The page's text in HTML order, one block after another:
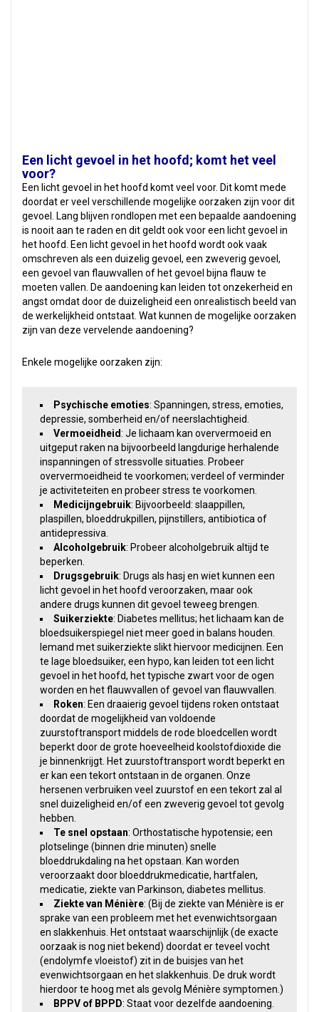
Een licht gevoel in het hoofd; komt het veel
voor?
Een licht gevoel in het hoofd komt veel voor. Dit komt mede
doordat er veel verschillende mogelijke oorzaken zijn voor dit
gevoel. Lang blijven rondlopen met een bepaalde aandoening
is nooit aan te raden en dit geldt ook voor een licht gevoel in
het hoofd. Een licht gevoel in het hoofd wordt ook vaak
omschreven als een duizelig gevoel, een zweverig gevoel,
een gevoel van flauwvallen of het gevoel bijna flauw te
moeten vallen. De aandoening kan leiden tot onzekerheid en
angst omdat door de duizeligheid een onrealistisch beeld van
de werkelijkheid ontstaat. Wat kunnen de mogelijke oorzaken
zijn van deze vervelende aandoening?
Enkele mogelijke oorzaken zijn:
Psychische emoties: Spanningen, stress, emoties,
depressie, somberheid en/of neerslachtigheid.
Vermoeidheid: Je lichaam kan oververmoeid en
uitgeput raken na bijvoorbeeld langdurige herhalende
inspanningen of stressvolle situaties. Probeer
oververmoeidheid te voorkomen; verdeel of verminder
je activiteteiten en probeer stress te voorkomen.
Medicijngebruik: Bijvoorbeeld: slaappillen,
plaspillen, bloeddrukpillen, pijnstillers, antibiotica of
antidepressiva.
Alcoholgebruik: Probeer alcoholgebruik altijd te
beperken.
Drugsgebruik: Drugs als hasj en wiet kunnen een
licht gevoel in het hoofd veroorzaken, maar ook
andere drugs kunnen dit gevoel teweeg brengen.
Suikerziekte: Diabetes mellitus; het lichaam kan de
bloedsuikerspiegel niet meer goed in balans houden.
Iemand met suikerziekte slikt hiervoor medicijnen. Een
te lage bloedsuiker, een hypo, kan leiden tot een licht
gevoel in het hoofd, het typische zwart voor de ogen
worden en het flauwvallen of gevoel van flauwvallen.
Roken: Een draaierig gevoel tijdens roken ontstaat
doordat de mogelijkheid van voldoende
zuurstoftransport middels de rode bloedcellen wordt
beperkt door de grote hoeveelheid koolstofdioxide die
je binnenkrijgt. Het zuurstoftransport wordt beperkt en
er kan een tekort ontstaan in de organen. Onze
hersenen verbruiken veel zuurstof en een tekort zal al
snel duizeligheid en/of een zweverig gevoel tot gevolg
hebben.
Te snel opstaan: Orthostatische hypotensie; een
plotselinge (binnen drie minuten) snelle
bloeddrukdaling na het opstaan. Kan worden
veroorzaakt door bloeddrukmedicatie, hartfalen,
medicatie, ziekte van Parkinson, diabetes mellitus.
Ziekte van Ménière: (Bij de ziekte van Ménière is er
sprake van een probleem met het evenwichtsorgaan
en slakkenhuis. Het ontstaat waarschijnlijk (de exacte
oorzaak is nog niet bekend) doordat er teveel vocht
(endolymfe vloeistof) zit in de buisjes van het
evenwichtsorgaan en het slakkenhuis. De druk wordt
hierdoor te hoog met als gevolg Ménière symptomen.)
BPPV of BPPD: Staat voor dezelfde aandoening.